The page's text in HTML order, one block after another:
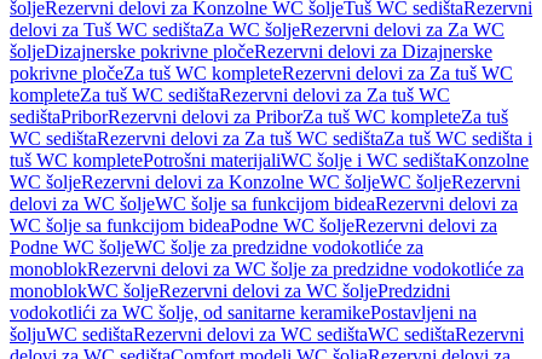
šoljeRezervni delovi za Konzolne WC šoljeTuš WC sedištaRezervni
delovi za Tuš WC sedištaZa WC šoljeRezervni delovi za Za WC
šoljeDizajnerske pokrivne pločeRezervni delovi za Dizajnerske
pokrivne pločeZa tuš WC kompleteRezervni delovi za Za tuš WC
kompleteZa tuš WC sedištaRezervni delovi za Za tuš WC
sedištaPriborRezervni delovi za PriborZa tuš WC kompleteZa tuš
WC sedištaRezervni delovi za Za tuš WC sedištaZa tuš WC sedišta i
tuš WC kompletePotrošni materijaliWC šolje i WC sedištaKonzolne
WC šoljeRezervni delovi za Konzolne WC šoljeWC šoljeRezervni
delovi za WC šoljeWC šolje sa funkcijom bideaRezervni delovi za
WC šolje sa funkcijom bideaPodne WC šoljeRezervni delovi za
Podne WC šoljeWC šolje za predzidne vodokotliće za
monoblokRezervni delovi za WC šolje za predzidne vodokotliće za
monoblokWC šoljeRezervni delovi za WC šoljePredzidni
vodokotlići za WC šolje, od sanitarne keramikePostavljeni na
šoljuWC sedištaRezervni delovi za WC sedištaWC sedištaRezervni